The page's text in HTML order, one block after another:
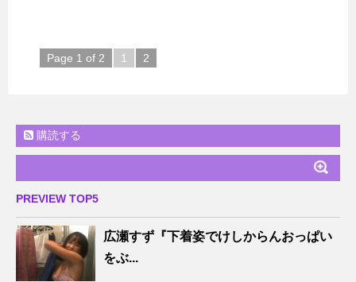
Page 1 of 2 1 2
購読する
PREVIEW TOP5
広瀬すず『下着姿でけしからんおっぱい
をぶ...